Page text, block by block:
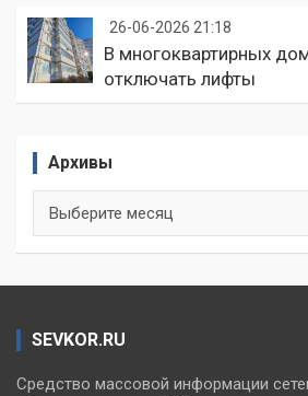
26-06-2026 21:18
В многоквартирных
отключать лифты
Архивы
SEVKOR.RU
Средство массовой информации